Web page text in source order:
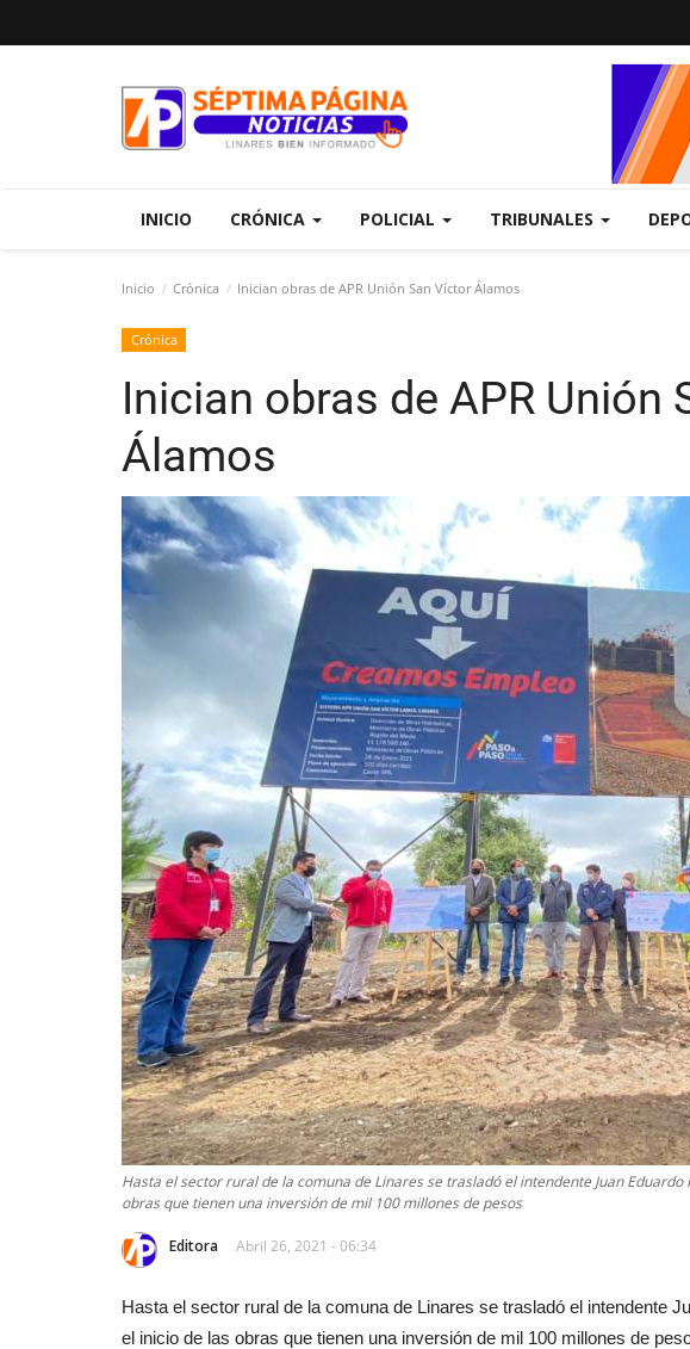
INICIO CRÓNICA POLICIAL TRIBUNALES
Inicio Crónica Inician obras de APR Unión San Víctor Álamos
Crónica
Inician obras de APR Unión
Álamos
Hasta el sector rural de la comuna de Linares se trasladó el intendente Juan
obras que tienen una inversión de mil 100 millones de pesos
Editora Abril 26, 2021 - 06:34
Hasta el sector rural de la comuna de Linares se trasladó el intendente
el inicio de las obras que tienen una inversión de mil 100 millones de